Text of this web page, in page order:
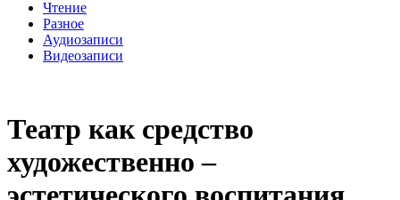
Чтение
Разное
Аудиозаписи
Видеозаписи
Театр как средство
художественно –